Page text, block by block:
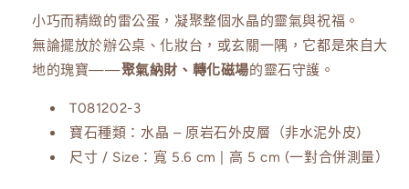
數
量
減
少
數
增
加
小巧而精緻的雷公蛋，凝聚整個水晶的靈氣與祝福。
無論擺放於辦公桌、化妝台，或玄關一隅，它都是來自大
地的瑰寶——聚氣納財、轉化磁場的靈石守護。
T081202-3
寶石種類：水晶 – 原岩石外皮層（非水泥外皮)
尺寸 / Size：寬 5.6 cm | 高 5 cm (一對合併測量）